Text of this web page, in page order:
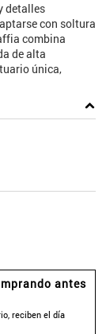
detalles
con soltura
combina
de alta
única,
antes
reciben el día